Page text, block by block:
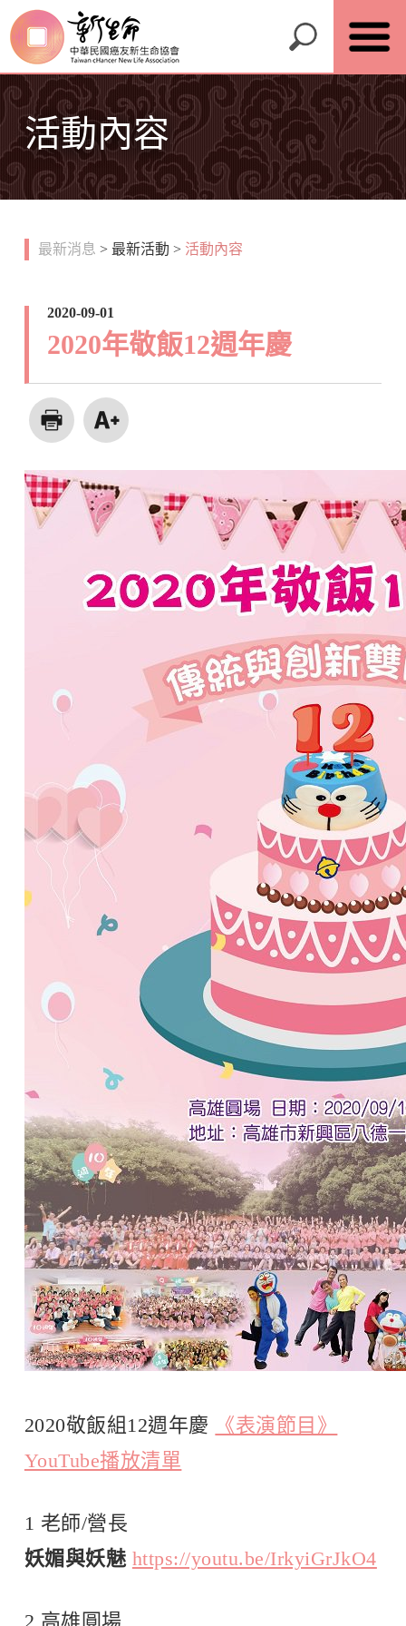
活動內容
最新消息 > 最新活動 > 活動內容
2020-09-01
2020年敬飯12週年慶
2020敬飯組12週年慶
《表演節目》
YouTube播放清單
1 老師/營長
妖媚與妖魅 https://youtu.be/IrkyiGrJkO4
2 高雄圓場